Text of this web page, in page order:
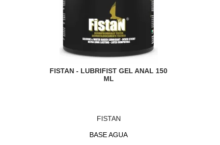
FISTAN - LUBRIFIST GEL ANAL 150
ML
FISTAN
BASE AGUA